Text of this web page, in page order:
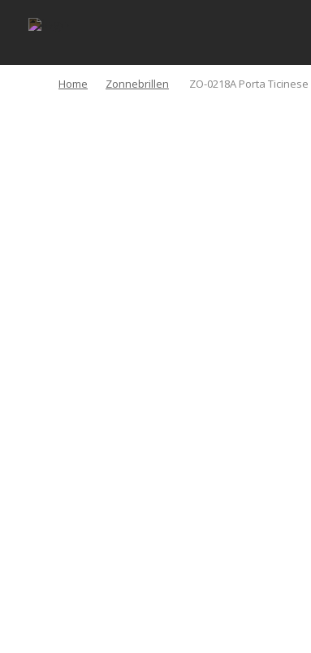
Home Zonnebrillen ZO-0218A Porta Ticinese